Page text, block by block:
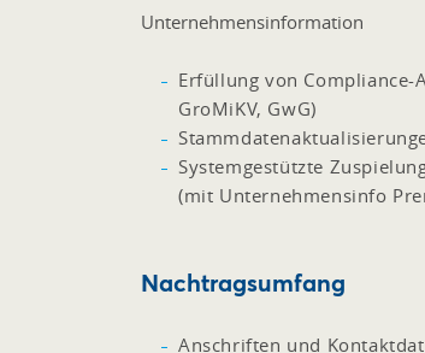
Unternehmensinformation
Erfüllung von Compliance-
GroMiKV, GwG)
Systemgestützte
(mit Unternehmensinfo
Nachtragsumfang
Anschriften und